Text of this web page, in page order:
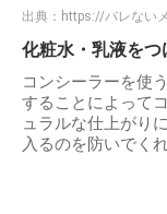
出典： https://バレない
化粧水・乳液をつ
コンシーラーを使
することによって
ュラルな仕上がり
入るのを防いでく